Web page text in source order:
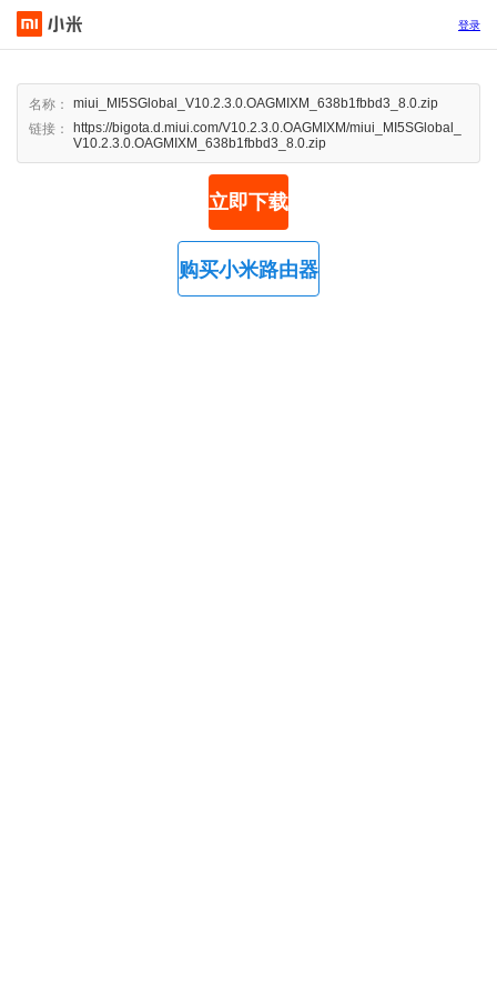
登录
名称：
miui_MI5SGlobal_V10.2.3.0.OAGMIXM_638b1fbbd3_8.0.zip
链接：
https://bigota.d.miui.com/V10.2.3.0.OAGMIXM/miui_MI5SGlobal_
V10.2.3.0.OAGMIXM_638b1fbbd3_8.0.zip
立即下载
购买小米路由器